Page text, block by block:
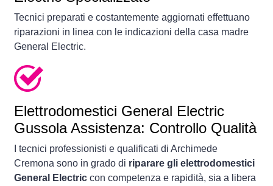
Tecnici preparati e costantemente aggiornati effettuano
riparazioni in linea con le indicazioni della casa madre
General Electric.
Elettrodomestici General Electric
Gussola Assistenza: Controllo Qualità
I tecnici professionisti e qualificati di Archimede
Cremona sono in grado di riparare gli elettrodomestici
General Electric con competenza e rapidità, sia a libera